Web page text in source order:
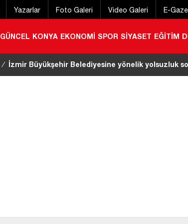
Yazarlar Foto Galeri Video Galeri E-
GÜNCEL KONYA EKONOMİ SPOR SİYASET EĞİTİM
/ İzmir Büyükşehir Belediyesine yönelik yolsuzluk